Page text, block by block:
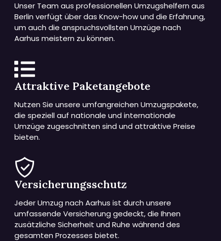
Unser Team aus professionellen Umzugshelfern aus
Berlin verfügt über das Know-how und die Erfahrung,
um auch die anspruchsvollsten Umzüge nach
Aarhus meistern zu können.
Attraktive Paketangebote
Nutzen Sie unsere umfangreichen Umzugspakete,
die speziell auf nationale und internationale
Umzüge zugeschnitten sind und attraktive Preise
bieten.
Versicherungsschutz
Jeder Umzug nach Aarhus ist durch unsere
umfassende Versicherung gedeckt, die Ihnen
zusätzliche Sicherheit und Ruhe während des
gesamten Prozesses bietet.